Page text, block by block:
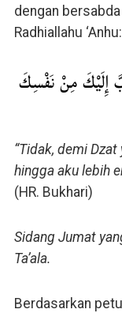
dengan
Radhiallahu ‘Anhu:
إِلَيْكَ مِنْ نَفْسِكَ
“Tidak, demi
hingga aku lebih
(HR. Bukhari)
Sidang Jumat
Ta’ala.
Berdasarkan